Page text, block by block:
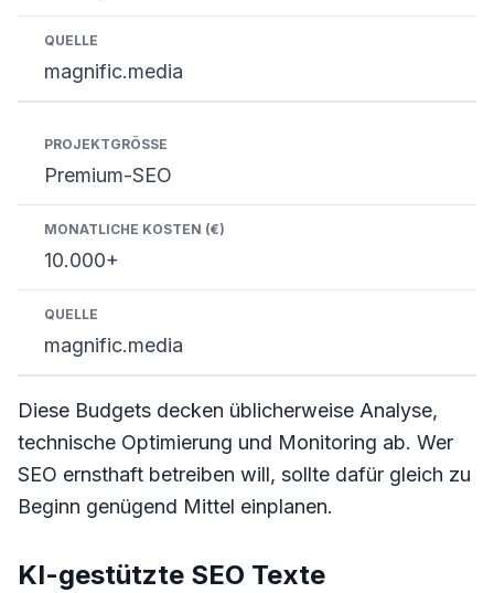
magnific.media
Premium-SEO
10.000+
magnific.media
Diese Budgets decken üblicherweise Analyse,
technische Optimierung und Monitoring ab. Wer
SEO ernsthaft betreiben will, sollte dafür gleich zu
Beginn genügend Mittel einplanen.
KI-gestützte SEO Texte